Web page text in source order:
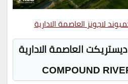
لاجونز العاصمة الادارية
العاصمة الادارية
COMPOUND